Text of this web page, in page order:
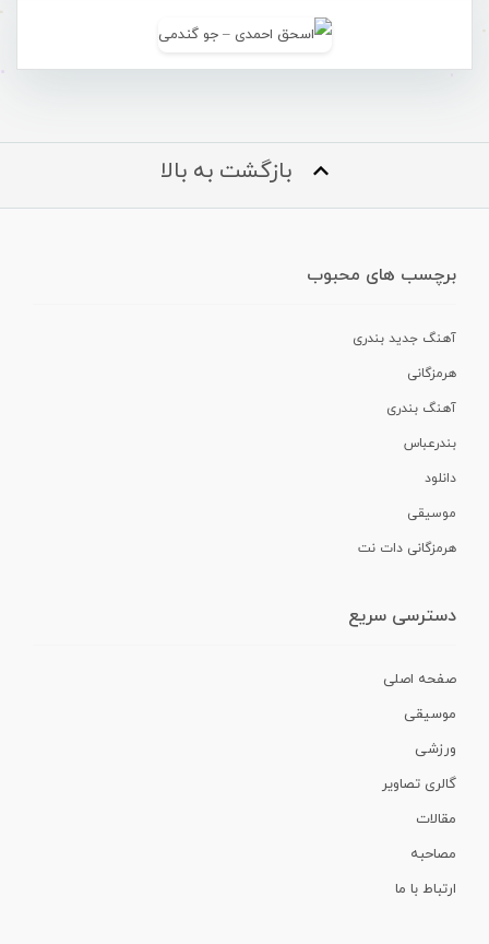
بازگشت به بالا
برچسب های محبوب
آهنگ جدید بندری
هرمزگانی
آهنگ بندری
بندرعباس
دانلود
موسیقی
هرمزگانی دات نت
دسترسی سریع
صفحه اصلی
موسیقی
ورزشی
گالری تصاویر
مقالات
مصاحبه
ارتباط با ما